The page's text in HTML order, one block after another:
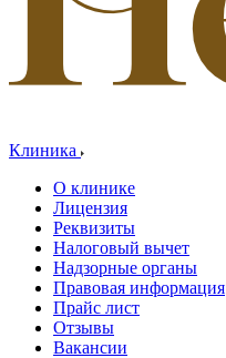
Клиника
О клинике
Лицензия
Реквизиты
Налоговый вычет
Надзорные органы
Правовая информация
Прайс лист
Отзывы
Вакансии